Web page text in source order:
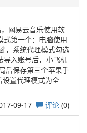
网易云音乐使用软
式第一个：电脑使用
，系统代理模式勾选
导入账号后，小飞机
后保存第三个苹果手
置代理模式为全
09-17 评论 (0)